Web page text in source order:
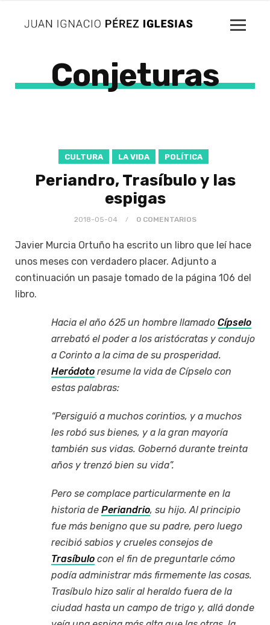
Conjeturas
CULTURA LA VIDA POLÍTICA
Periandro, Trasíbulo y las
espigas
2018-05-04 0 COMENTARIOS
Javier Murcia Ortuño ha escrito un libro que leí hace
unos meses con verdadero placer. Adjunto a
continuación un pasaje tomado de la página 106 del
libro.
Hacia el año 625 un hombre llamado Cípselo
arrebató el poder a los aristócratas y condujo
a Corinto a la cima de su prosperidad.
Heródoto resume la vida de Cípselo con
estas palabras:
“Persiguió a muchos corintios, y a muchos
les robó sus bienes, y a la gran mayoría
también sus vidas. Gobernó durante treinta
años y trenzó bien su vida”.
Pero se complace particularmente en la
historia de Periandrio, su hijo. Al principio
fue más benigno que su padre, pero luego
recibió sabios y crueles consejos de
Trasíbulo con el fin de preguntarle cómo
podía administrar más firmemente las cosas.
Trasíbulo hizo salir al heraldo fuera de la
ciudad hasta un campo de trigo y, allá donde